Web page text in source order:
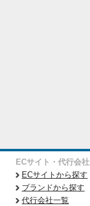
ECサイト・代行会社
ECサイトから探す
ブランドから探す
代行会社一覧